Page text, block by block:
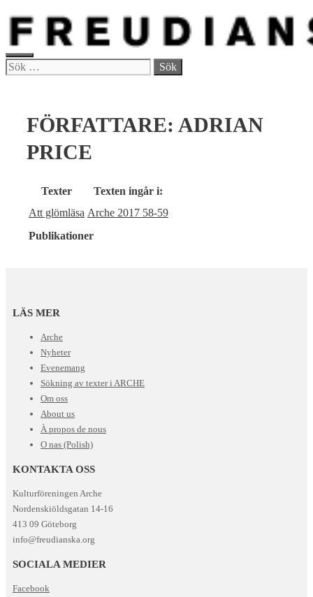
Hoppa
innehåll
MENY
Sök
FÖRFATTARE: ADRIAN
PRICE
Texter
Texten ingår i:
Att glömläsa Arche 2017 58-59
Publikationer
LÄS MER
Arche
Nyheter
Evenemang
Sökning av texter i ARCHE
Om oss
About us
À propos de nous
O nas (Polish)
KONTAKTA OSS
Kulturföreningen Arche
Nordenskiöldsgatan 14-16
413 09 Göteborg
info@freudianska.org
SOCIALA MEDIER
Facebook